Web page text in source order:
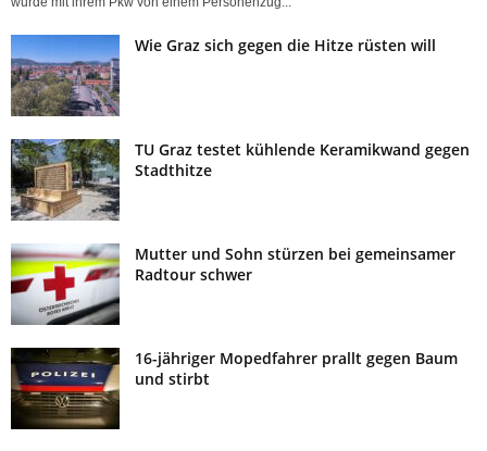
Wie Graz sich gegen die Hitze rüsten will
TU Graz testet kühlende Keramikwand gegen
Stadthitze
Mutter und Sohn stürzen bei gemeinsamer
Radtour schwer
16-jähriger Mopedfahrer prallt gegen Baum
und stirbt